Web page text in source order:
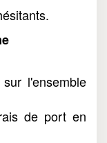
l'ensemble
de port en